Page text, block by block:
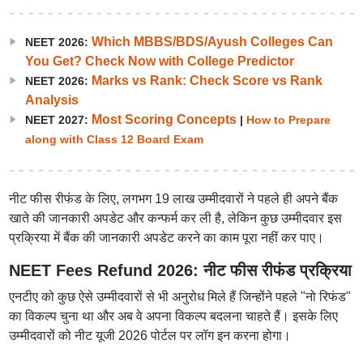
NEET 2026: Which MBBS/BDS/Ayush Colleges Can
You Get? Check Now with College Predictor
NEET 2026: Marks vs Rank: Check Score vs Rank
Analysis
NEET 2027: Most Scoring Concepts| How to Prepare
along with Class 12 Board Exam
नीट फीस रीफंड के लिए, लगभग 19 लाख उम्मीदवारों ने पहले ही अपने बैंक
खाते की जानकारी अपडेट और कन्फर्म कर ली है, लेकिन कुछ उम्मीदवार इस
प्रक्रिया में बैंक की जानकारी अपडेट करने का काम पूरा नहीं कर पाए।
NEET Fees Refund 2026: नीट फीस रीफंड प्रक्रिया
एनटीए को कुछ ऐसे उम्मीदवारों से भी अनुरोध मिले हैं जिन्होंने पहले "नो रिफंड"
का विकल्प चुना था और अब वे अपना विकल्प बदलना चाहते हैं। इसके लिए
उम्मीदवारों को नीट यूजी 2026 पोर्टल पर लॉग इन करना होगा।